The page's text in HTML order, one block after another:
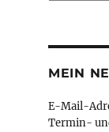
MEIN
E-Mail-
Termin-